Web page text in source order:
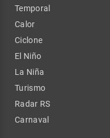
Temporal
Calor
Ciclone
El Niño
La Niña
Turismo
Radar RS
Carnaval